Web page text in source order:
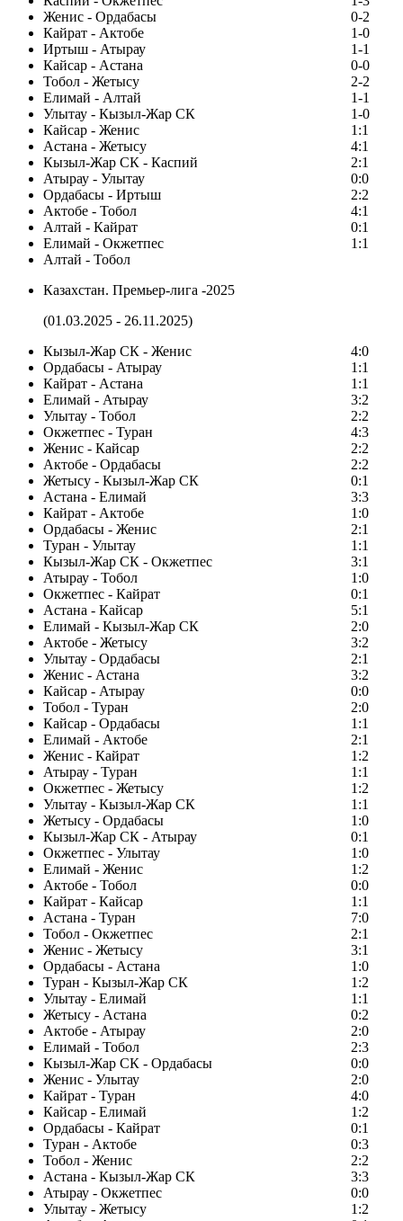
Женис - Ордабасы
0-2
Кайрат - Актобе
1-0
Иртыш - Атырау
1-1
Кайсар - Астана
0-0
Тобол - Жетысу
2-2
Елимай - Алтай
1-1
Улытау - Кызыл-Жар СК
1-0
Кайсар - Женис
1:1
Астана - Жетысу
4:1
Кызыл-Жар СК - Каспий
2:1
Атырау - Улытау
0:0
Ордабасы - Иртыш
2:2
Актобе - Тобол
4:1
Алтай - Кайрат
0:1
Елимай - Окжетпес
1:1
Алтай - Тобол
Казахстан. Премьер-лига -2025
(01.03.2025 - 26.11.2025)
Кызыл-Жар СК - Женис
4:0
Ордабасы - Атырау
1:1
Кайрат - Астана
1:1
Елимай - Атырау
3:2
Улытау - Тобол
2:2
Окжетпес - Туран
4:3
Женис - Кайсар
2:2
Актобе - Ордабасы
2:2
Жетысу - Кызыл-Жар СК
0:1
Астана - Елимай
3:3
Кайрат - Актобе
1:0
Ордабасы - Женис
2:1
Туран - Улытау
1:1
Кызыл-Жар СК - Окжетпес
3:1
Атырау - Тобол
1:0
Окжетпес - Кайрат
0:1
Астана - Кайсар
5:1
Елимай - Кызыл-Жар СК
2:0
Актобе - Жетысу
3:2
Улытау - Ордабасы
2:1
Женис - Астана
3:2
Кайсар - Атырау
0:0
Тобол - Туран
2:0
Кайсар - Ордабасы
1:1
Елимай - Актобе
2:1
Женис - Кайрат
1:2
Атырау - Туран
1:1
Окжетпес - Жетысу
1:2
Улытау - Кызыл-Жар СК
1:1
Жетысу - Ордабасы
1:0
Кызыл-Жар СК - Атырау
0:1
Окжетпес - Улытау
1:0
Елимай - Женис
1:2
Актобе - Тобол
0:0
Кайрат - Кайсар
1:1
Астана - Туран
7:0
Тобол - Окжетпес
2:1
Женис - Жетысу
3:1
Ордабасы - Астана
1:0
Туран - Кызыл-Жар СК
1:2
Улытау - Елимай
1:1
Жетысу - Астана
0:2
Актобе - Атырау
2:0
Елимай - Тобол
2:3
Кызыл-Жар СК - Ордабасы
0:0
Женис - Улытау
2:0
Кайрат - Туран
4:0
Кайсар - Елимай
1:2
Ордабасы - Кайрат
0:1
Туран - Актобе
0:3
Тобол - Женис
2:2
Астана - Кызыл-Жар СК
3:3
Атырау - Окжетпес
0:0
Улытау - Жетысу
1:2